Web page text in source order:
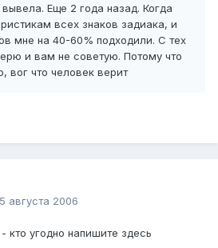
Еще 2 года назад. Когда
всех знаков задиака, и
мне на 40-60% подходили. С тех
и вам не советую. Потому что
вог что человек верит
августа 2006
кто угодно напишите здесь